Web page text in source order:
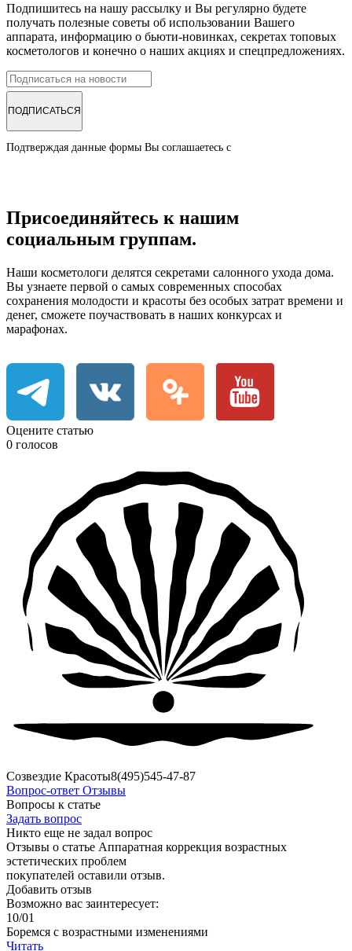
Подпишитесь на нашу рассылку и Вы регулярно будете
получать полезные советы об использовании Вашего
аппарата, информацию о бьюти-новинках, секретах топовых
косметологов и конечно о наших акциях и спецпредложениях.
Подтверждая данные формы Вы соглашаетесь с
Присоединяйтесь к нашим
социальным группам.
Наши косметологи делятся секретами салонного ухода дома.
Вы узнаете первой о самых современных способах
сохранения молодости и красоты без особых затрат времени и
денег, сможете поучаствовать в наших конкурсах и
марафонах.
Оцените статью
0 голосов
Созвездие Красоты8(495)545-47-87
Вопрос-ответ Отзывы
Вопросы к статье
Задать вопрос
Никто еще не задал вопрос
Отзывы о статье Аппаратная коррекция возрастных
эстетических проблем
покупателей оставили отзыв.
Добавить отзыв
Возможно вас заинтересует:
10/01
Боремся с возрастными изменениями
Читать